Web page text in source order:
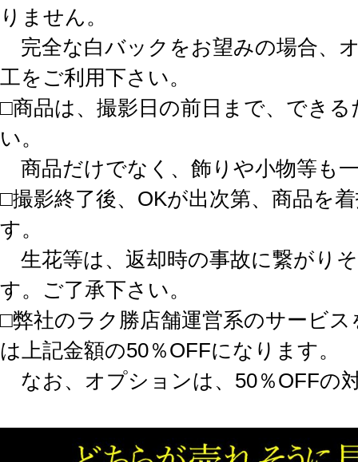
りません。
完全な白バックをお望みの場合、
工をご利用下さい。
□商品は、撮影日の前日まで、でき
い。
商品だけでなく、飾りや小物等も
□撮影終了後、OKが出次第、商品を
す。
生花等は、返却時の事故に繋がり
す。ご了承下さい。
□弊社のラク勝店舗運営系のサービ
は上記金額の50％OFFになります。
なお、オプションは、50％OFFの